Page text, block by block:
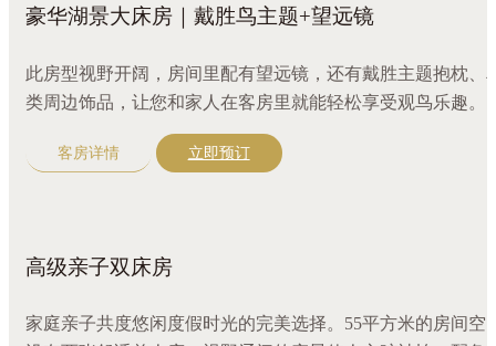
豪华湖景大床房｜戴胜鸟主题+望远镜
此房型视野开阔，房间里配有望远镜，还有戴胜主题抱枕、
类周边饰品，让您和家人在客房里就能轻松享受观鸟乐趣。
平方米的客房空间设有一张舒适大床，配备三区分离盥洗室
满足住客同时使用。原木色装修和完备设施让整个房间更显
客房详情 立即预订
高级亲子双床房
家庭亲子共度悠闲度假时光的完美选择。55平方米的房间空